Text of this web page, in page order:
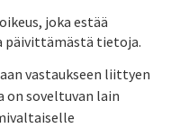
joka estää
päivittämästä tietoja.
vastaukseen liittyen
soveltuvan lain